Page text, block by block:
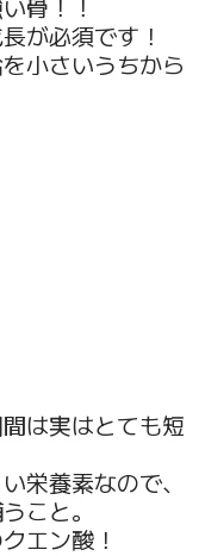
骨！！
が必須です！
小さいうちから
は実はとても短
栄養素なので、
こと。
エン酸！